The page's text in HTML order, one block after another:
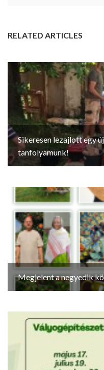
RELATED ARTICLES
Sikeresen lezajlott egy
tanfolyamunk!
Megjelent a negyedik